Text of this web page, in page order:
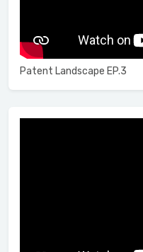
Patent Landscape EP.3